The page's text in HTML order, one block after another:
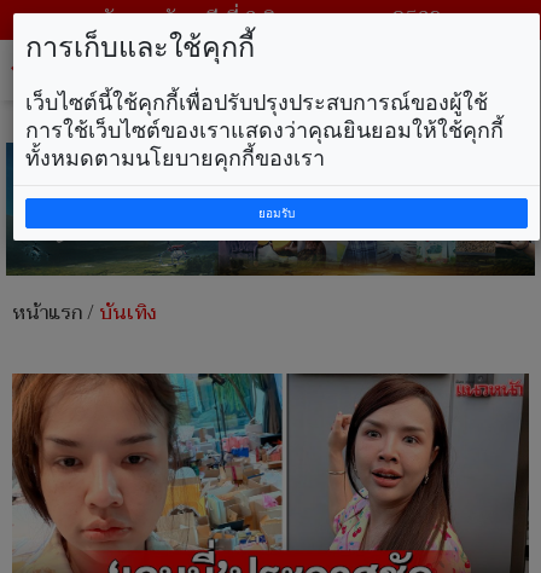
วันพฤหัสบดี ที่ 6 สิงหาคม พ.ศ. 2569
หน้าแรก/บันเทิง
การเก็บและใช้คุกกี้
เว็บไซต์นี้ใช้คุกกี้เพื่อปรับปรุงประสบการณ์ของผู้ใช้
การใช้เว็บไซต์ของเราแสดงว่าคุณยินยอมให้ใช้คุกกี้
ทั้งหมดตามนโยบายคุกกี้ของเรา
ยอมรับ